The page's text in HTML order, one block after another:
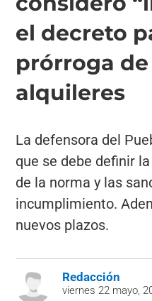
el decreto
prórroga
alquileres
La defensora del
que se debe definir
de la norma y las
incumplimiento.
nuevos plazos.
Redacción
viernes 22 mayo,